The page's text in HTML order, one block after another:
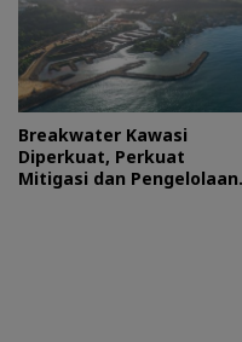
Breakwater Kawasi
Diperkuat, Perkuat
Mitigasi dan Pengelolaan